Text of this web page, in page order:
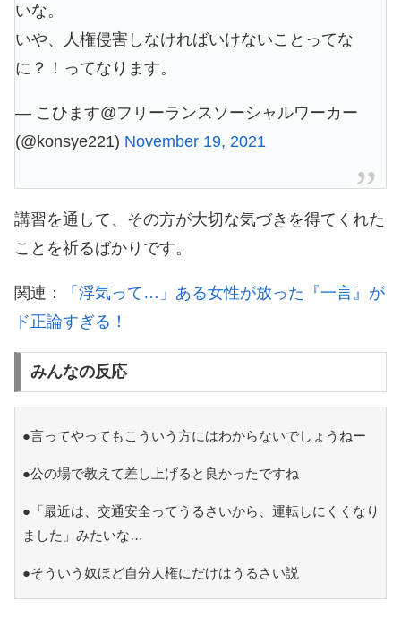
いな。
いや、人権侵害しなければいけないことってな
に？！ってなります。
— こひます@フリーランスソーシャルワーカー
(@konsye221) November 19, 2021
講習を通して、その方が大切な気づきを得てくれた
ことを祈るばかりです。
関連：
「浮気って…」ある女性が放った『一言』が
ド正論すぎる！
みんなの反応
●言ってやってもこういう方にはわからないでしょうねー
●公の場で教えて差し上げると良かったですね
●「最近は、交通安全ってうるさいから、運転しにくくなり
ました」みたいな…
●そういう奴ほど自分人権にだけはうるさい説